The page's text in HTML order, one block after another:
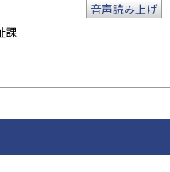
課
音声読み上げ